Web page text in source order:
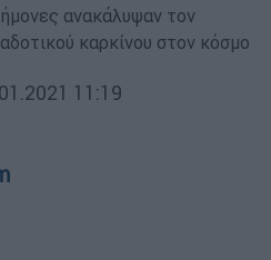
ανακάλυψαν τον
καρκίνου στον κόσμο
11:19